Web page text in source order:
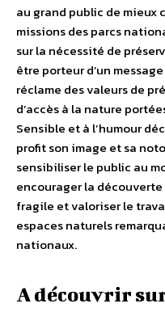
au grand public de
missions des parcs
sur la nécessité de
être porteur d’un
réclame des valeurs de
d’accès à la nature
Sensible et à l’humour
profit son image et sa
sensibiliser le public au
encourager la
fragile et valoriser le
espaces naturels
nationaux.
A découvrir